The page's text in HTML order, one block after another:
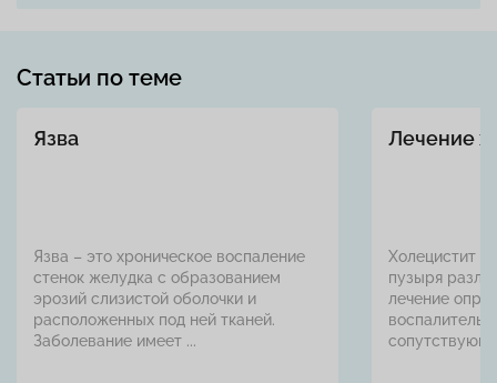
Статьи по теме
Язва
Язва – это хроническое воспаление
стенок желудка с образованием
эрозий слизистой оболочки и
расположенных под ней тканей.
Заболевание имеет ...
Лечение
Холецистит
пузыря
лечение